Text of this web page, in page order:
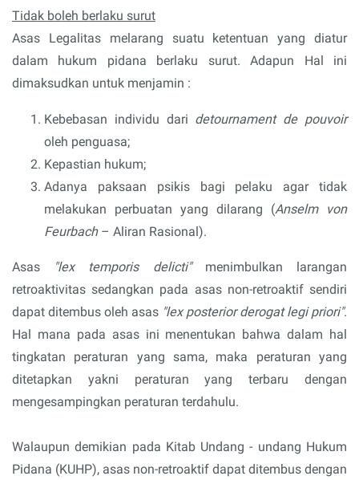
Tidak boleh berlaku surut
Asas Legalitas melarang suatu ketentuan yang diatur
dalam hukum pidana berlaku surut. Adapun Hal ini
dimaksudkan untuk menjamin :
Kebebasan individu dari detournament de pouvoir
oleh penguasa;
Kepastian hukum;
Adanya paksaan psikis bagi pelaku agar tidak
melakukan perbuatan yang dilarang (Anselm von
Feurbach – Aliran Rasional).
Asas "lex temporis delicti"menimbulkan larangan
retroaktivitas sedangkan pada asas non-retroaktif sendiri
dapat ditembus oleh asas "lex posterior derogat legi priori".
Hal mana pada asas ini menentukan bahwa dalam hal
tingkatan peraturan yang sama, maka peraturan yang
ditetapkan yakni peraturan yang terbaru dengan
mengesampingkan peraturan terdahulu.
Walaupun demikian pada Kitab Undang - undang Hukum
Pidana (KUHP), asas non-retroaktif dapat ditembus dengan